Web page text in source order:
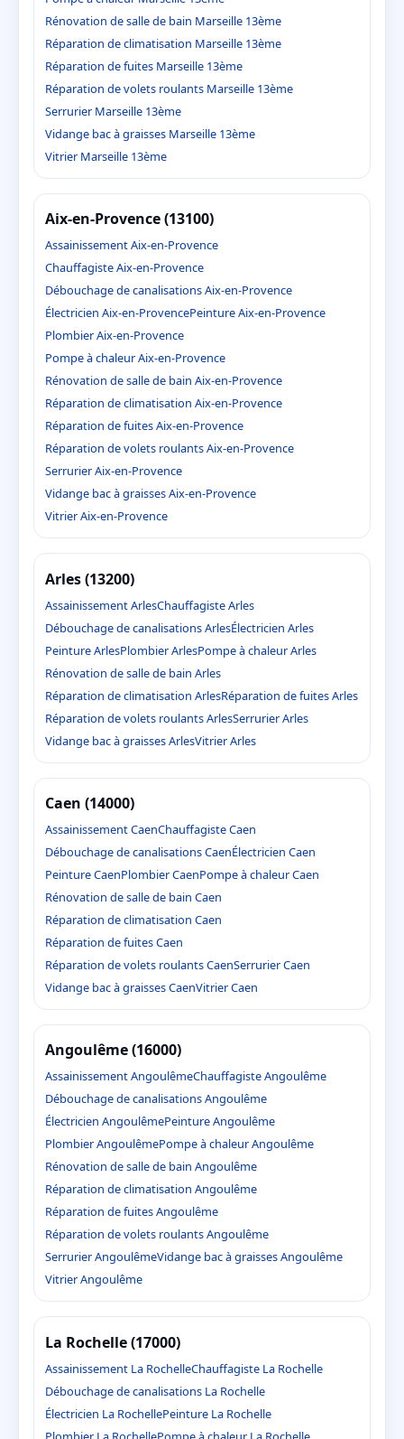
Rénovation de salle de bain Marseille 13ème
Réparation de climatisation Marseille 13ème
Réparation de fuites Marseille 13ème
Réparation de volets roulants Marseille 13ème
Serrurier Marseille 13ème
Vidange bac à graisses Marseille 13ème
Vitrier Marseille 13ème
Aix-en-Provence (13100)
Assainissement Aix-en-Provence
Chauffagiste Aix-en-Provence
Débouchage de canalisations Aix-en-Provence
Électricien Aix-en-ProvencePeinture Aix-en-Provence
Plombier Aix-en-Provence
Pompe à chaleur Aix-en-Provence
Rénovation de salle de bain Aix-en-Provence
Réparation de climatisation Aix-en-Provence
Réparation de fuites Aix-en-Provence
Réparation de volets roulants Aix-en-Provence
Serrurier Aix-en-Provence
Vidange bac à graisses Aix-en-Provence
Vitrier Aix-en-Provence
Arles (13200)
Assainissement ArlesChauffagiste Arles
Débouchage de canalisations ArlesÉlectricien Arles
Peinture ArlesPlombier ArlesPompe à chaleur Arles
Rénovation de salle de bain Arles
Réparation de climatisation ArlesRéparation de fuites Arles
Réparation de volets roulants ArlesSerrurier Arles
Vidange bac à graisses ArlesVitrier Arles
Caen (14000)
Assainissement CaenChauffagiste Caen
Débouchage de canalisations CaenÉlectricien Caen
Peinture CaenPlombier CaenPompe à chaleur Caen
Rénovation de salle de bain Caen
Réparation de climatisation Caen
Réparation de fuites Caen
Réparation de volets roulants CaenSerrurier Caen
Vidange bac à graisses CaenVitrier Caen
Angoulême (16000)
Assainissement AngoulêmeChauffagiste Angoulême
Débouchage de canalisations Angoulême
Électricien AngoulêmePeinture Angoulême
Plombier AngoulêmePompe à chaleur Angoulême
Rénovation de salle de bain Angoulême
Réparation de climatisation Angoulême
Réparation de fuites Angoulême
Réparation de volets roulants Angoulême
Serrurier AngoulêmeVidange bac à graisses Angoulême
Vitrier Angoulême
La Rochelle (17000)
Assainissement La RochelleChauffagiste La Rochelle
Débouchage de canalisations La Rochelle
Électricien La RochellePeinture La Rochelle